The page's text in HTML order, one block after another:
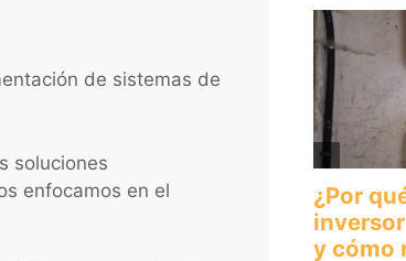
de sistemas de
soluciones
enfocamos en el